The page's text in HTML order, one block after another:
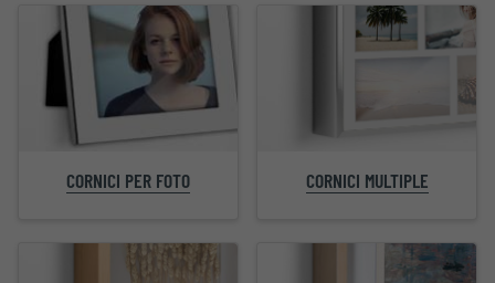
CORNICI PER FOTO CORNICI MULTIPLE